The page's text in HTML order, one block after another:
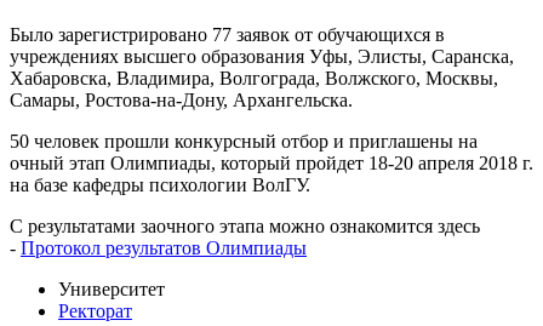
Было зарегистрировано 77 заявок от обучающихся в
учреждениях высшего образования Уфы, Элисты, Саранска,
Хабаровска, Владимира, Волгограда, Волжского, Москвы,
Самары, Ростова-на-Дону, Архангельска.
50 человек прошли конкурсный отбор и приглашены на
очный этап Олимпиады, который пройдет 18-20 апреля 2018 г.
на базе кафедры психологии ВолГУ.
С результатами заочного этапа можно ознакомится здесь
- Протокол результатов Олимпиады
Университет
Ректорат